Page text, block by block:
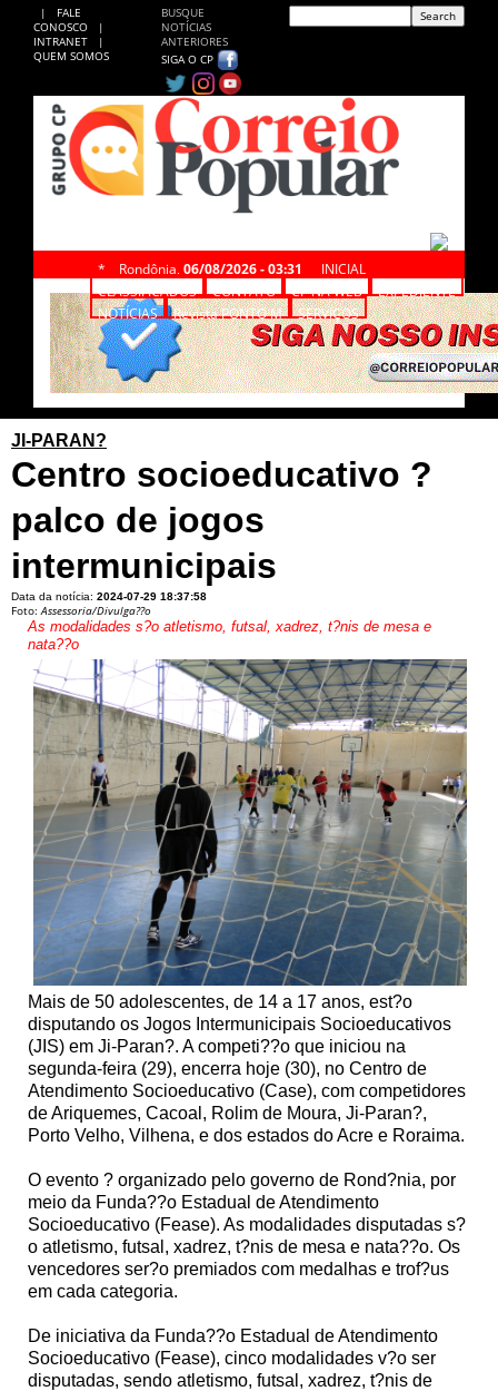
|
FALE
CONOSCO
|
INTRANET
|
QUEM SOMOS
BUSQUE
NOTÍCIAS
ANTERIORES
SIGA O CP
* Rondônia, 06/08/2026 - 03:31
INICIAL
CLASSIFICADOS
CONTATO CP NA WEB
EXPEDIENTE
NOTÍCIAS
Revista PONTO M SERVIÇOS
JI-PARAN?
Centro socioeducativo ?
palco de jogos
intermunicipais
Data da notícia: 2024-07-29 18:37:58
Foto:Assessoria/Divulga??o
As modalidades s?o atletismo, futsal, xadrez, t?nis de mesa e
nata??o
Mais de 50 adolescentes, de 14 a 17 anos, est?o
disputando os Jogos Intermunicipais Socioeducativos
(JIS) em Ji-Paran?. A competi??o que iniciou na
segunda-feira (29), encerra hoje (30), no Centro de
Atendimento Socioeducativo (Case), com competidores
de Ariquemes, Cacoal, Rolim de Moura, Ji-Paran?,
Porto Velho, Vilhena, e dos estados do Acre e Roraima.
O evento ? organizado pelo governo de Rond?nia, por
meio da Funda??o Estadual de Atendimento
Socioeducativo (Fease). As modalidades disputadas s?
o atletismo, futsal, xadrez, t?nis de mesa e nata??o. Os
vencedores ser?o premiados com medalhas e trof?us
em cada categoria.
De iniciativa da Funda??o Estadual de Atendimento
Socioeducativo (Fease), cinco modalidades v?o ser
disputadas, sendo atletismo, futsal, xadrez, t?nis de